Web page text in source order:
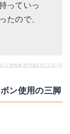
っていっ
たので、
www.amazon.co.jp
ン使用の三脚